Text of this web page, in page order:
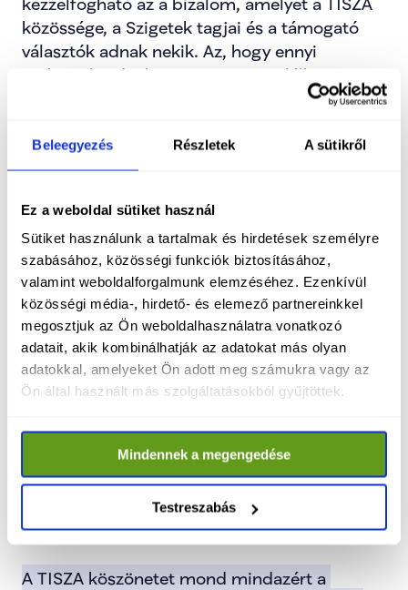
Beleegyezés Részletek A sütikről
Ez a weboldal sütiket használ
Sütiket használunk a tartalmak és hirdetések személyre
szabásához, közösségi funkciók biztosításához,
valamint weboldalforgalmunk elemzéséhez. Ezenkívül
közösségi média-, hirdető- és elemező partnereinkkel
megosztjuk az Ön weboldalhasználatra vonatkozó
adatait, akik kombinálhatják az adatokat más olyan
adatokkal, amelyeket Ön adott meg számukra vagy az
Ön által használt más szolgáltatásokból gyűjtöttek.
Mindennek a megengedése
Testreszabás
közössége, a Szigetek tagjai és a támogató
választók adnak nekik. Az, hogy ennyi
emberrel tudnak nap mint nap találkozni,
beszélgetni, akár vitatkozni problémák
Magyarországon óriási igény van a
tisztességes, emberséges politikára.
A TISZA köszönetet mond mindazért a